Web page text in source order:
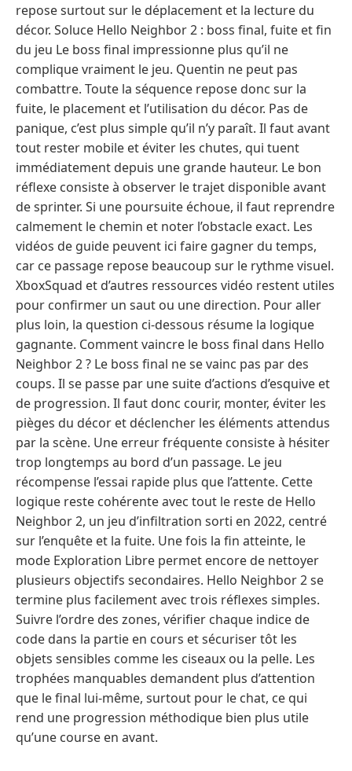
repose surtout sur le déplacement et la lecture du
décor. Soluce Hello Neighbor 2 : boss final, fuite et fin
du jeu Le boss final impressionne plus qu’il ne
complique vraiment le jeu. Quentin ne peut pas
combattre. Toute la séquence repose donc sur la
fuite, le placement et l’utilisation du décor. Pas de
panique, c’est plus simple qu’il n’y paraît. Il faut avant
tout rester mobile et éviter les chutes, qui tuent
immédiatement depuis une grande hauteur. Le bon
réflexe consiste à observer le trajet disponible avant
de sprinter. Si une poursuite échoue, il faut reprendre
calmement le chemin et noter l’obstacle exact. Les
vidéos de guide peuvent ici faire gagner du temps,
car ce passage repose beaucoup sur le rythme visuel.
XboxSquad et d’autres ressources vidéo restent utiles
pour confirmer un saut ou une direction. Pour aller
plus loin, la question ci-dessous résume la logique
gagnante. Comment vaincre le boss final dans Hello
Neighbor 2 ? Le boss final ne se vainc pas par des
coups. Il se passe par une suite d’actions d’esquive et
de progression. Il faut donc courir, monter, éviter les
pièges du décor et déclencher les éléments attendus
par la scène. Une erreur fréquente consiste à hésiter
trop longtemps au bord d’un passage. Le jeu
récompense l’essai rapide plus que l’attente. Cette
logique reste cohérente avec tout le reste de Hello
Neighbor 2, un jeu d’infiltration sorti en 2022, centré
sur l’enquête et la fuite. Une fois la fin atteinte, le
mode Exploration Libre permet encore de nettoyer
plusieurs objectifs secondaires. Hello Neighbor 2 se
termine plus facilement avec trois réflexes simples.
Suivre l’ordre des zones, vérifier chaque indice de
code dans la partie en cours et sécuriser tôt les
objets sensibles comme les ciseaux ou la pelle. Les
trophées manquables demandent plus d’attention
que le final lui-même, surtout pour le chat, ce qui
rend une progression méthodique bien plus utile
qu’une course en avant.